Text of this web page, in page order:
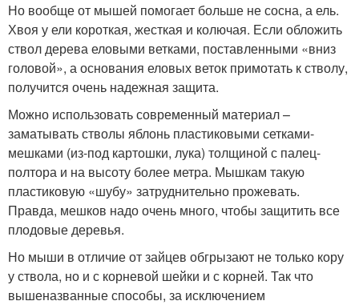
Но вообще от мышей помогает больше не сосна, а ель.
Хвоя у ели короткая, жесткая и колючая. Если обложить
ствол дерева еловыми ветками, поставленными «вниз
головой», а основания еловых веток примотать к стволу,
получится очень надежная защита.
Можно использовать современный материал –
заматывать стволы яблонь пластиковыми сетками-
мешками (из-под картошки, лука) толщиной с палец-
полтора и на высоту более метра. Мышкам такую
пластиковую «шубу» затруднительно прожевать.
Правда, мешков надо очень много, чтобы защитить все
плодовые деревья.
Но мыши в отличие от зайцев обгрызают не только кору
у ствола, но и с корневой шейки и с корней. Так что
вышеназванные способы, за исключением